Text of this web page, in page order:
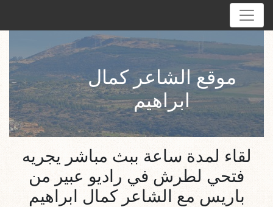
موقع الشاعر كمال
ابراهيم
لقاء لمدة ساعة ببث مباشر يجريه
فتحي لطرش في راديو عبير من
باريس مع الشاعر كمال ابراهيم